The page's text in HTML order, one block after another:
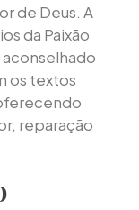
de Deus. A
da Paixão
os textos
reparação